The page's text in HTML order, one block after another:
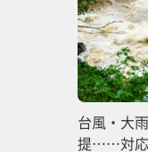
台風・大
提……対応